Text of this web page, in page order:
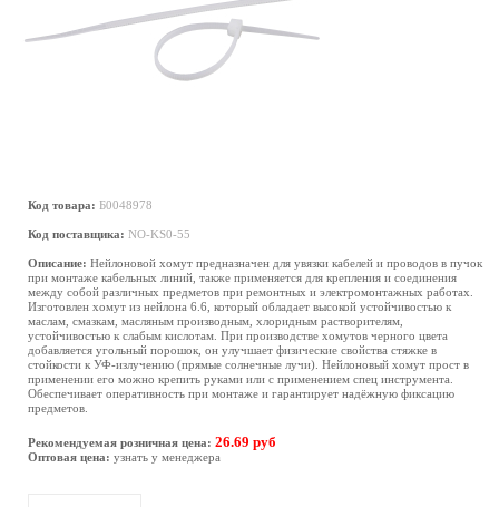
Код товара: Б0048978
Код поставщика: NO-KS0-55
Описание: Нейлоновой хомут предназначен для увязки кабелей и проводов в пучок
при монтаже кабельных линий, также применяется для крепления и соединения
между собой различных предметов при ремонтных и электромонтажных работах.
Изготовлен хомут из нейлона 6.6, который обладает высокой устойчивостью к
маслам, смазкам, масляным производным, хлоридным растворителям,
устойчивостью к слабым кислотам. При производстве хомутов черного цвета
добавляется угольный порошок, он улучшает физические свойства стяжке в
стойкости к УФ-излучению (прямые солнечные лучи). Нейлоновый хомут прост в
применении его можно крепить руками или с применением спец инструмента.
Обеспечивает оперативность при монтаже и гарантирует надёжную фиксацию
предметов.
Рекомендуемая розничная цена: 26.69 руб
Оптовая цена: узнать у менеджера